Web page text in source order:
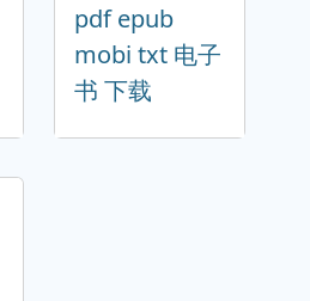
pdf epub
mobi txt 电子
书 下载